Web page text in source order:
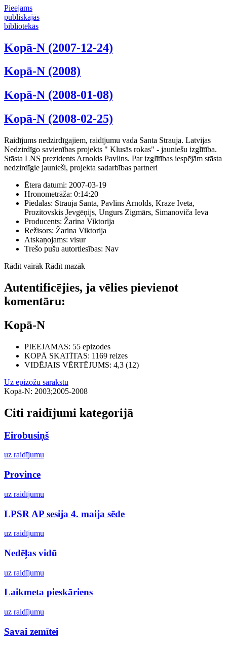
Pieejams
publiskajās
bibliotēkās
Kopā-N (2007-12-24)
Kopā-N (2008)
Kopā-N (2008-01-08)
Kopā-N (2008-02-25)
Raidījums nedzirdīgajiem, raidījumu vada Santa Strauja. Latvijas
Nedzirdīgo savienības projekts " Klusās rokas" - jauniešu izglītība.
Stāsta LNS prezidents Arnolds Pavlins. Par izglītības iespējām stāsta
nedzirdīgie jaunieši, projekta sadarbības partneri
Ētera datumi: 2007-03-19
Hronometrāža: 0:14:20
Piedalās: Strauja Santa, Pavlins Arnolds, Kraze Iveta,
Prozitovskis Jevgēņijs, Ungurs Zigmārs, Simanoviča Ieva
Producents: Žarina Viktorija
Režisors: Žarina Viktorija
Atskaņojams: visur
Trešo pušu autortiesības: Nav
Rādīt vairāk Rādīt mazāk
Autentificējies, ja vēlies pievienot
komentāru:
Kopā-N
PIEEJAMAS: 55 epizodes
KOPĀ SKATĪTAS: 1169 reizes
VIDĒJAIS VĒRTĒJUMS: 4,3 (12)
Uz epizožu sarakstu
Kopā-N: 2003;2005-2008
Citi raidījumi kategorijā
Eirobusiņš
uz raidījumu
Province
uz raidījumu
LPSR AP sesija 4. maija sēde
uz raidījumu
Nedēļas vidū
uz raidījumu
Laikmeta pieskāriens
uz raidījumu
Savai zemītei